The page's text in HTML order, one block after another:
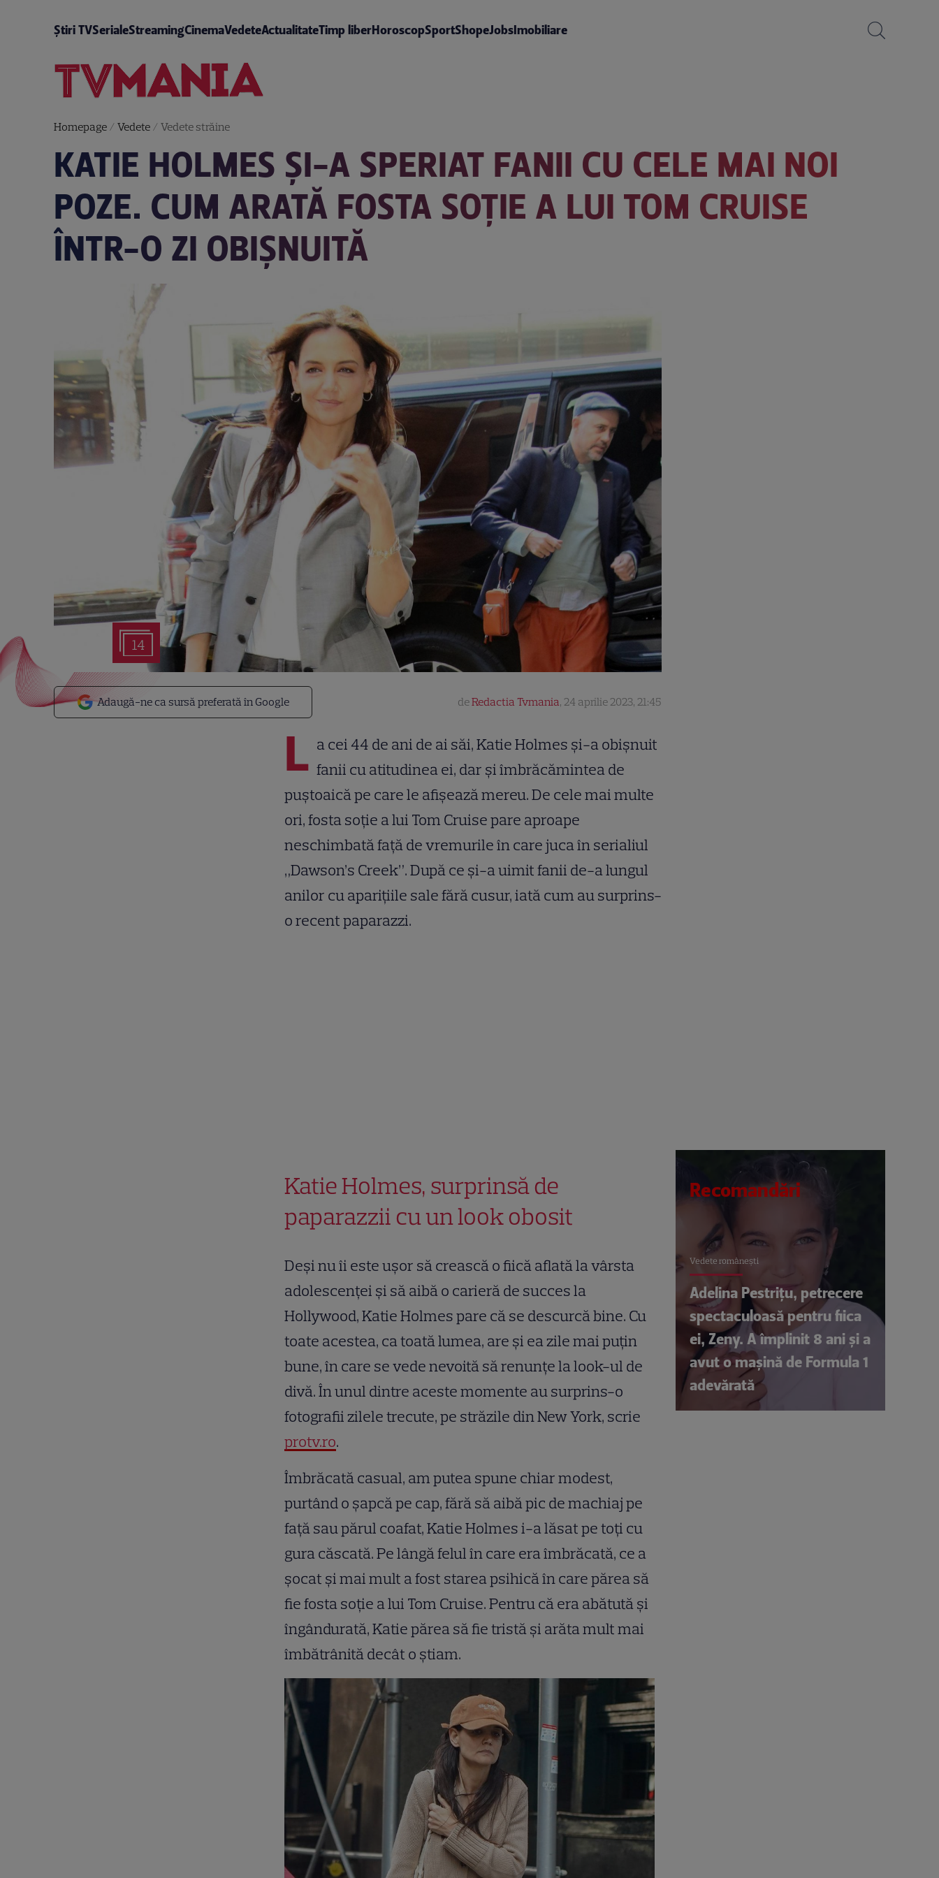
Știri TVSerialeStreamingCinemaVedeteActualitateTimp liberHoroscopSportShopeJobsImobiliare
Homepage/ Vedete/ Vedete străine
KATIE HOLMES ȘI-A SPERIAT FANII CU CELE MAI NOI
POZE. CUM ARATĂ FOSTA SOȚIE A LUI TOM CRUISE
ÎNTR-O ZI OBIȘNUITĂ
14
Adaugă-ne ca sursă preferată în Google deRedactia Tvmania, 24 aprilie 2023, 21:45
L a cei 44 de ani de ai săi, Katie Holmes și-a obișnuit
fanii cu atitudinea ei, dar și îmbrăcămintea de
puștoaică pe care le afișează mereu. De cele mai multe
ori, fosta soție a lui Tom Cruise pare aproape
neschimbată față de vremurile în care juca în serialiul
„Dawson’s Creek”. După ce și-a uimit fanii de-a lungul
anilor cu aparițiile sale fără cusur, iată cum au surprins-
o recent paparazzi.
Katie Holmes, surprinsă de
paparazzii cu un look obosit
Deși nu îi este ușor să crească o fiică aflată la vârsta
adolescenței și să aibă o carieră de succes la
Hollywood, Katie Holmes pare că se descurcă bine. Cu
toate acestea, ca toată lumea, are și ea zile mai puțin
bune, în care se vede nevoită să renunțe la look-ul de
divă. În unul dintre aceste momente au surprins-o
fotografii zilele trecute, pe străzile din New York, scrie
protv.ro.
Îmbrăcată casual, am putea spune chiar modest,
purtând o șapcă pe cap, fără să aibă pic de machiaj pe
față sau părul coafat, Katie Holmes i-a lăsat pe toți cu
gura căscată. Pe lângă felul în care era îmbrăcată, ce a
șocat și mai mult a fost starea psihică în care părea să
fie fosta soție a lui Tom Cruise. Pentru că era abătută și
îngândurată, Katie părea să fie tristă și arăta mult mai
îmbătrânită decât o știam.
Recomandări
Vedete româneşti
Adelina Pestrițu, petrecere
spectaculoasă pentru fiica
ei, Zeny. A împlinit 8 ani și a
avut o mașină de Formula 1
adevărată